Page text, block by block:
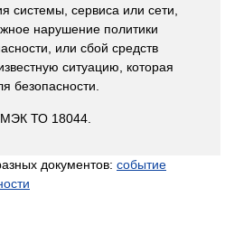
системы, сервиса или сети,
нарушение политики
или сбой средств
ситуацию, которая
безопасности.
ТО 18044.
документов: событие